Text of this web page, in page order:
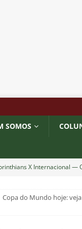
SOMOS
X Internacional —
da alma do
Copa do Mundo hoje: